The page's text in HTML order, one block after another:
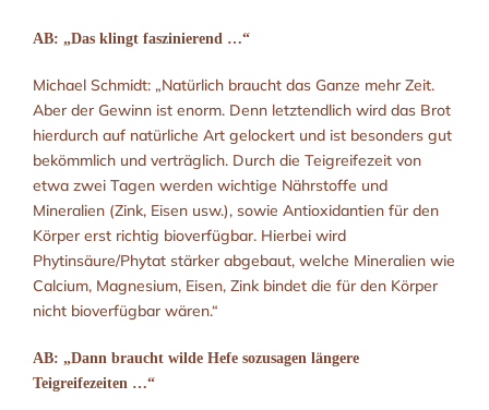
AB: „Das klingt faszinierend …“
Michael Schmidt: „Natürlich braucht das Ganze mehr Zeit.
Aber der Gewinn ist enorm. Denn letztendlich wird das Brot
hierdurch auf natürliche Art gelockert und ist besonders gut
bekömmlich und verträglich. Durch die Teigreifezeit von
etwa zwei Tagen werden wichtige Nährstoffe und
Mineralien (Zink, Eisen usw.), sowie Antioxidantien für den
Körper erst richtig bioverfügbar. Hierbei wird
Phytinsäure/Phytat stärker abgebaut, welche Mineralien wie
Calcium, Magnesium, Eisen, Zink bindet die für den Körper
nicht bioverfügbar wären.“
AB: „Dann braucht wilde Hefe sozusagen längere
Teigreifezeiten …“